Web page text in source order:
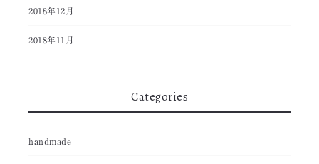
2018年12月
2018年11月
Categories
handmade